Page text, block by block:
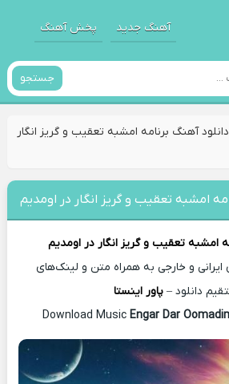
آهنگ جدید پخش آهنگ
جستجو
دانلود آهنگ برنامه امشبه تعقیب و گریز انگار
امشبه تعقیب و گریز انگار در اومدیم
امشبه تعقیب و گریز انگار در اومدیم
ایرانی و خارجی به همراه متن و لینک‌های
دانلود – پاور اینستا
Download Music Engar Dar